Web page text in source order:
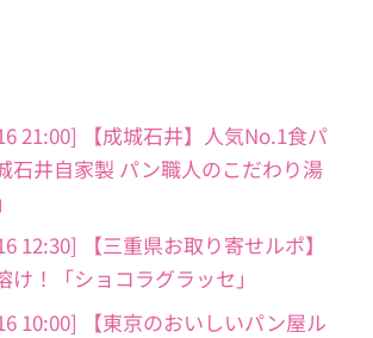
21:00] 【成城石井】人気No.1食パ
石井自家製 パン職人のこだわり湯
12:30] 【三重県お取り寄せルポ】
け！「ショコラグラッセ」
10:00] 【東京のおいしいパン屋ル